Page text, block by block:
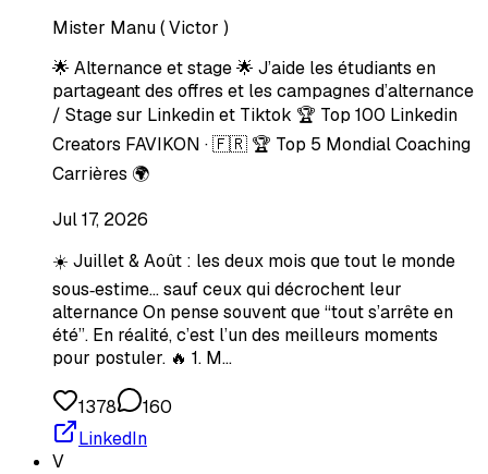
Mister Manu ( Victor )
🌟 Alternance et stage 🌟 J’aide les étudiants en
partageant des offres et les campagnes d’alternance
/ Stage sur Linkedin et Tiktok 🏆 Top 100 Linkedin
Creators FAVIKON · 🇫🇷 🏆 Top 5 Mondial Coaching
Carrières 🌍
Jul 17, 2026
☀️ Juillet & Août : les deux mois que tout le monde
sous‑estime… sauf ceux qui décrochent leur
alternance On pense souvent que “tout s’arrête en
été”. En réalité, c’est l’un des meilleurs moments
pour postuler. 🔥 1. M…
1378
160
LinkedIn
V